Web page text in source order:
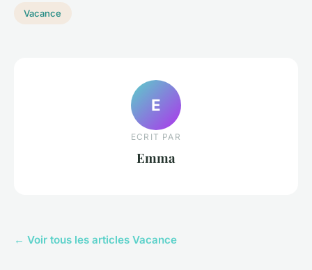
Vacance
E
ECRIT PAR
Emma
← Voir tous les articles Vacance